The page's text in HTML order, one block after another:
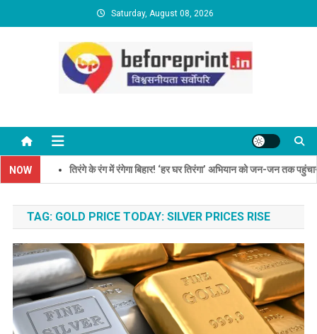
to
Saturday, August 08, 2026
NOW तिरंगे के रंग में रंगेगा बिहार! ‘हर घर तिरंगा’ अभियान को जन-जन तक पहुंचाने की
TAG: GOLD PRICE TODAY: SILVER PRICES RISE